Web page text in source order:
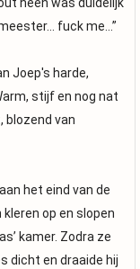
fuck me…”
Joep's harde,
stijf en nog nat
blozend van
het eind van de
op en slopen
kamer. Zodra ze
dicht en draaide hij